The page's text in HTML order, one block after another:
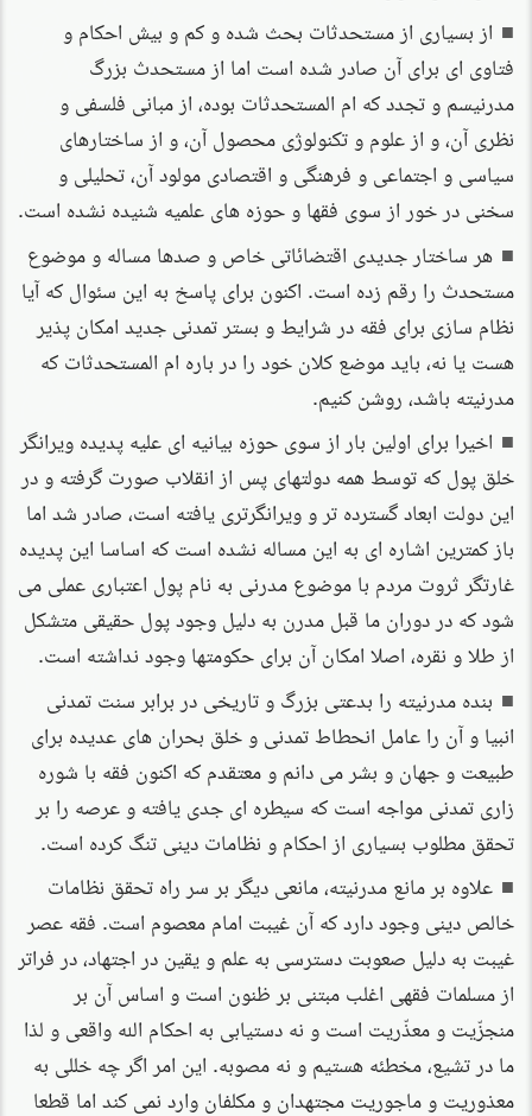
از بسیاری از مستحدثات بحث شده و کم و بیش احکام و
فتاوی ای برای آن صادر شده است اما از مستحدث بزرگ
مدرنیسم و تجدد که ام المستحدثات بوده، از مبانی فلسفی و
نظری آن، و از علوم و تکنولوژی محصول آن، و از ساختارهای
سیاسی و اجتماعی و فرهنگی و اقتصادی مولود آن، تحلیلی و
سخنی در خور از سوی فقها و حوزه های علمیه شنیده نشده است.
هر ساختار جدیدی اقتضائاتی خاص و صدها مساله و موضوع
مستحدث را رقم زده است. اکنون برای پاسخ به این سئوال که آیا
نظام سازی برای فقه در شرایط و بستر تمدنی جدید امکان پذیر
هست یا نه، باید موضع کلان خود را در باره ام المستحدثات که
مدرنیته باشد، روشن کنیم.
اخیرا برای اولین بار از سوی حوزه بیانیه ای علیه پدیده ویرانگر
خلق پول که توسط همه دولتهای پس از انقلاب صورت گرفته و در
این دولت ابعاد گسترده تر و ویرانگرتری یافته است، صادر شد اما
باز کمترین اشاره ای به این مساله نشده است که اساسا این پدیده
غارتگر ثروت مردم با موضوع مدرنی به نام پول اعتباری عملی می
شود که در دوران ما قبل مدرن به دلیل وجود پول حقیقی متشکل
از طلا و نقره، اصلا امکان آن برای حکومتها وجود نداشته است.
بنده مدرنیته را بدعتی بزرگ و تاریخی در برابر سنت تمدنی
انبیا و آن را عامل انحطاط تمدنی و خلق بحران های عدیده برای
طبیعت و جهان و بشر می دانم و معتقدم که اکنون فقه با شوره
زاری تمدنی مواجه است که سیطره ای جدی یافته و عرصه را بر
تحقق مطلوب بسیاری از احکام و نظامات دینی تنگ کرده است.
علاوه بر مانع مدرنیته، مانعی دیگر بر سر راه تحقق نظامات
خالص دینی وجود دارد که آن غیبت امام معصوم است. فقه عصر
غیبت به دلیل صعوبت دسترسی به علم و یقین در اجتهاد، در فراتر
از مسلمات فقهی اغلب مبتنی بر ظنون است و اساس آن بر
منجزّیت و معذّریت است و نه دستیابی به احکام الله واقعی و لذا
ما در تشیع، مخطئه هستیم و نه مصوبه. این امر اگر چه خللی به
معذوریت و ماجوریت مجتهدان و مکلفان وارد نمی کند اما قطعا